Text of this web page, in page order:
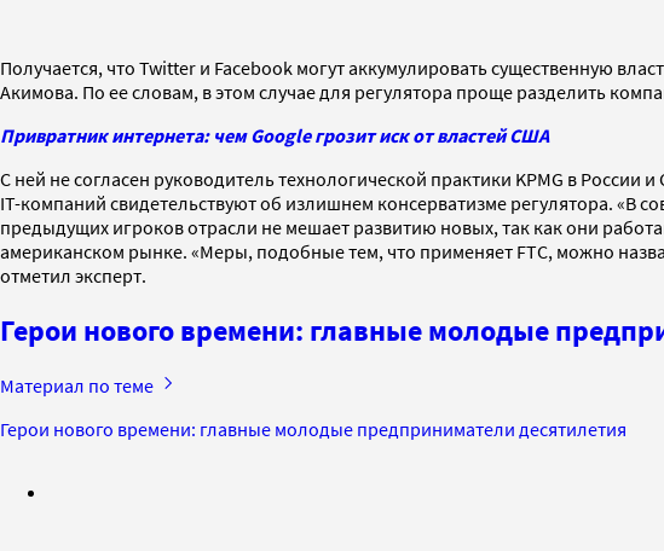
Получается, что Twitter и Facebook могут аккумулировать существенную
Акимова. По ее словам, в этом случае для регулятора проще разделить
Привратник интернета: чем Google грозит иск от властей США
С ней не согласен руководитель технологической практики KPMG в
IT-компаний свидетельствуют об излишнем консерватизме регулятора.
предыдущих игроков отрасли не мешает развитию новых, так как они
американском рынке. «Меры, подобные тем, что применяет FTC, можно
отметил эксперт.
Герои нового времени: главные молодые
Материал по теме
Герои нового времени: главные молодые предприниматели десятилетия